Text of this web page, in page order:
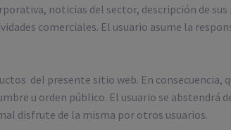
noticias del sector, descripción de
comerciales. El usuario asume la
del presente sitio web. En consecuencia,
u orden público. El usuario se abstendrá
disfrute de la misma por otros usuarios.